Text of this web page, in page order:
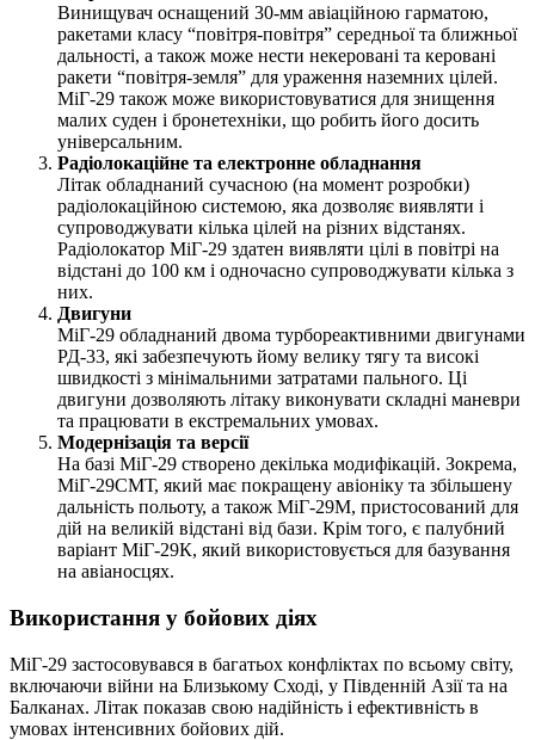
Винищувач оснащений 30-мм авіаційною гарматою,
ракетами класу “повітря-повітря” середньої та ближньої
дальності, а також може нести некеровані та керовані
ракети “повітря-земля” для ураження наземних цілей.
МіГ-29 також може використовуватися для знищення
малих суден і бронетехніки, що робить його досить
універсальним.
Радіолокаційне та електронне обладнання
Літак обладнаний сучасною (на момент розробки)
радіолокаційною системою, яка дозволяє виявляти і
супроводжувати кілька цілей на різних відстанях.
Радіолокатор МіГ-29 здатен виявляти цілі в повітрі на
відстані до 100 км і одночасно супроводжувати кілька з
них.
Двигуни
МіГ-29 обладнаний двома турбореактивними двигунами
РД-33, які забезпечують йому велику тягу та високі
швидкості з мінімальними затратами пального. Ці
двигуни дозволяють літаку виконувати складні маневри
та працювати в екстремальних умовах.
Модернізація та версії
На базі МіГ-29 створено декілька модифікацій. Зокрема,
МіГ-29СМТ, який має покращену авіоніку та збільшену
дальність польоту, а також МіГ-29М, пристосований для
дій на великій відстані від бази. Крім того, є палубний
варіант МіГ-29К, який використовується для базування
на авіаносцях.
Використання у бойових діях
МіГ-29 застосовувався в багатьох конфліктах по всьому світу,
включаючи війни на Близькому Сході, у Південній Азії та на
Балканах. Літак показав свою надійність і ефективність в
умовах інтенсивних бойових дій.